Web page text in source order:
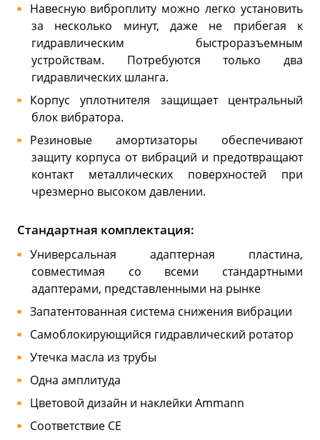
Навесную виброплиту можно легко установить
за несколько минут, даже не прибегая к
гидравлическим быстроразъемным
устройствам. Потребуются только два
гидравлических шланга.
Корпус уплотнителя защищает центральный
блок вибратора.
Резиновые амортизаторы обеспечивают
защиту корпуса от вибраций и предотвращают
контакт металлических поверхностей при
чрезмерно высоком давлении.
Стандартная комплектация:
Универсальная адаптерная пластина,
совместимая со всеми стандартными
адаптерами, представленными на рынке
Запатентованная система снижения вибрации
Самоблокирующийся гидравлический ротатор
Утечка масла из трубы
Одна амплитуда
Цветовой дизайн и наклейки Ammann
Соответствие CE